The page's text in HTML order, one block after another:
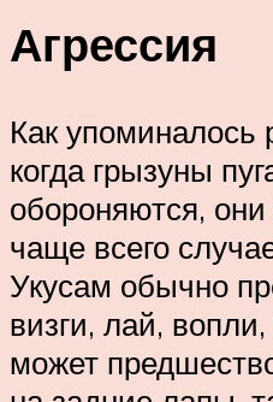
Агрессия
Как упоминалось
когда грызуны
обороняются,
чаще всего
Укусам обычно
визги, лай,
может